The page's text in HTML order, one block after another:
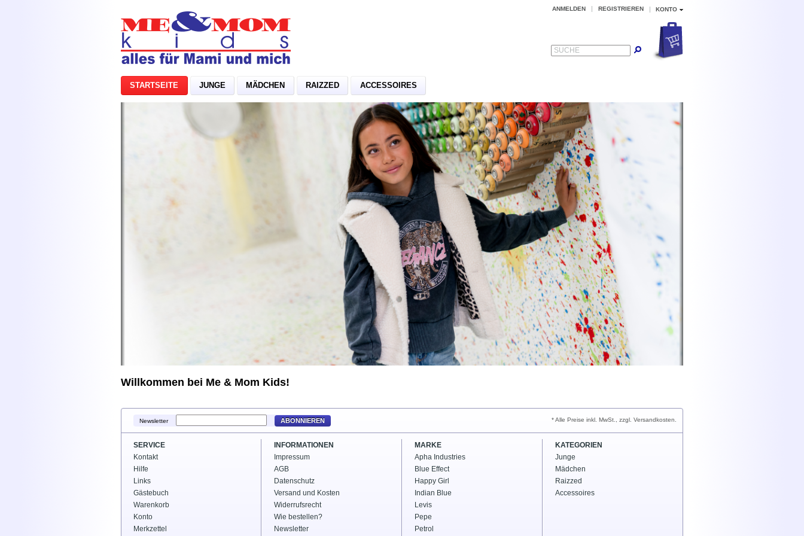
KONTO
ANMELDEN REGISTRIEREN
STARTSEITE JUNGE MÄDCHEN RAIZZED ACCESSOIRES
SUCHE
Willkommen bei Me & Mom Kids!
Newsletter ABONNIEREN * Alle Preise inkl. MwSt., zzgl. Versandkosten.
SERVICE
Kontakt
Hilfe
Links
Gästebuch
Warenkorb
Konto
Merkzettel
INFORMATIONEN
Impressum
AGB
Datenschutz
Versand und Kosten
Widerrufsrecht
Wie bestellen?
Newsletter
MARKE
Apha Industries
Blue Effect
Happy Girl
Indian Blue
Levis
Pepe
Petrol
KATEGORIEN
Junge
Mädchen
Raizzed
Accessoires